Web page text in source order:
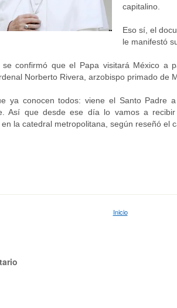
capitalino.
Eso sí, el
le manifestó
confirmó que el Papa visitará México a
Norberto Rivera, arzobispo primado de
ya conocen todos: viene el Santo Padre
Así que desde ese día lo vamos a
la catedral metropolitana, según reseñó el
Inicio